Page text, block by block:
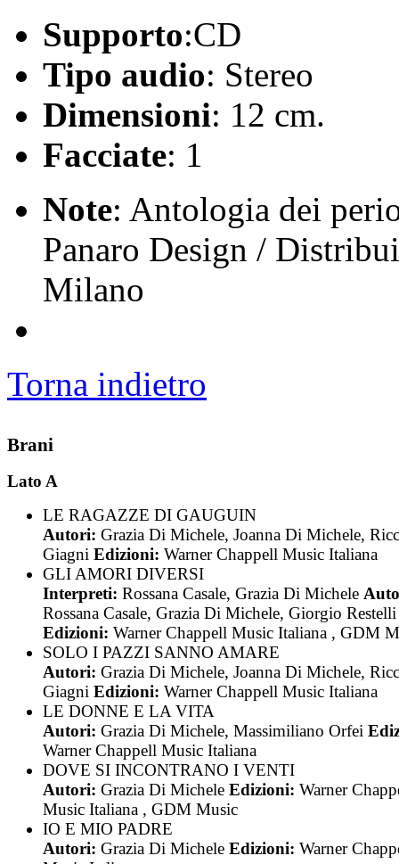
Supporto:CD
Tipo audio: Stereo
Dimensioni: 12 cm.
Facciate: 1
Note: Antologia dei
Panaro Design /
Milano
Torna indietro
Brani
Lato A
LE RAGAZZE DI GAUGUIN
Autori: Grazia Di Michele, Joanna Di Michele,
Giagni Edizioni: Warner Chappell Music Italiana
GLI AMORI DIVERSI
Interpreti: Rossana Casale, Grazia Di Michele
Rossana Casale, Grazia Di Michele, Giorgio Restelli
Edizioni: Warner Chappell Music Italiana , GDM
SOLO I PAZZI SANNO AMARE
Autori: Grazia Di Michele, Joanna Di Michele,
Giagni Edizioni: Warner Chappell Music Italiana
LE DONNE E LA VITA
Autori: Grazia Di Michele, Massimiliano Orfei
Warner Chappell Music Italiana
DOVE SI INCONTRANO I VENTI
Autori: Grazia Di Michele Edizioni: Warner
Music Italiana , GDM Music
IO E MIO PADRE
Autori: Grazia Di Michele Edizioni: Warner